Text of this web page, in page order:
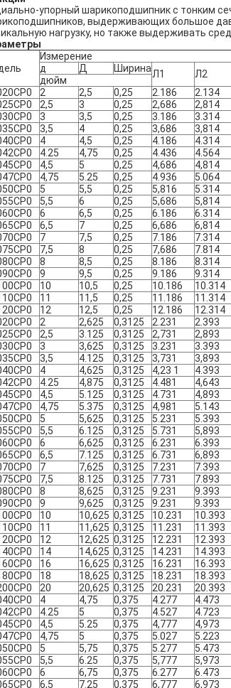
упорный шарикоподшипник с тонким
выдерживающих большое
нагрузку, но также выдерживать
Измерение
д Д ШиринаЛ1 Л2
дюйм
2 2,5 0,25 2.186 2.134
2,5 3 0,25 2,686 2,814
3 3,5 0,25 3.186 3.314
3,5 4 0,25 3,686 3,814
4 4,5 0,25 4.186 4.314
4.25 4,75 0,25 4.436 4.564
4,5 5 0,25 4,686 4,814
4,75 5.25 0,25 4.936 5.064
5 5,5 0,25 5,816 5.314
5,5 6 0,25 5,686 5,814
6 6,5 0,25 6.186 6.314
6,5 7 0,25 6,686 6,814
7 7,5 0,25 7.186 7.314
7,5 8 0,25 7,686 7.814
8 8,5 0,25 8.186 8.314
9 9,5 0,25 9.186 9.314
10 10,5 0,25 10.186 10.314
11 11,5 0,25 11.186 11.314
12 12,5 0,25 12.186 12.314
2 2,625 0,3125 2.231 2.393
2,5 3.125 0,3125 2,731 2,893
3 3,625 0,3125 3.231 3.393
3,5 4.125 0,3125 3,731 3,893
4 4,625 0,3125 4,23 1 4.393
4.25 4,875 0,3125 4.481 4,643
4,5 5.125 0,3125 4.731 4,893
4,75 5.375 0,3125 4,981 5.143
5 5,625 0,3125 5.231 5.393
5,5 6.125 0,3125 5.731 5,893
6 6,625 0,3125 6.231 6.393
6,5 7.125 0,3125 6.731 6,893
7 7,625 0,3125 7.231 7.393
7,5 8.125 0,3125 7.731 7.893
8 8,625 0,3125 9.231 9.393
9 9,625 0,3125 9.231 9.393
10 10,625 0,3125 10.231 10.393
11 11,625 0,3125 11.231 11.393
12 12,625 0,3125 12.231 12.393
14 14,625 0,3125 14.231 14.393
16 16,625 0,3125 16.231 16.393
18 18,625 0,3125 18.231 18.393
20 20,625 0,3125 20.231 20.393
4 4,75 0,375 4.277 4.473
4.25 5 0,375 4.527 4.723
4,5 5.25 0,375 4,777 4,973
4,75 5 0,375 5.027 5.223
5 5,75 0,375 5.277 5.473
5,5 6.25 0,375 5,777 5,973
6 6,75 0,375 6.277 6.473
6,5 7.25 0,375 6,777 6,973